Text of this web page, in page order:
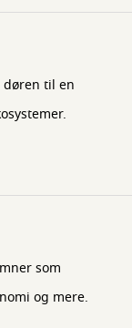
døren til en
som
og mere.